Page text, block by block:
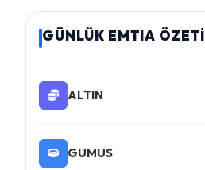
GÜNLÜK EMTIA ÖZETİ
ALTIN
GUMUS